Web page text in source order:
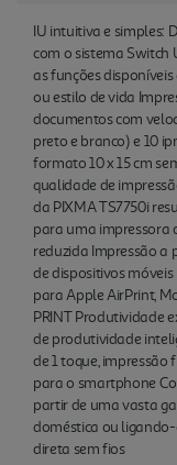
IU intuitiva e simples:
com o sistema Switch
as funções
ou estilo de vida
documentos com
preto e branco) e 10
formato 10 x 15 cm
qualidade de
da PIXMA TS7750i
para uma impressora
reduzida Impressão a
de dispositivos
para Apple AirPrint,
PRINT Produtividade
de produtividade
de 1 toque,
para o smartphone
partir de uma vasta
doméstica ou
direta sem fios